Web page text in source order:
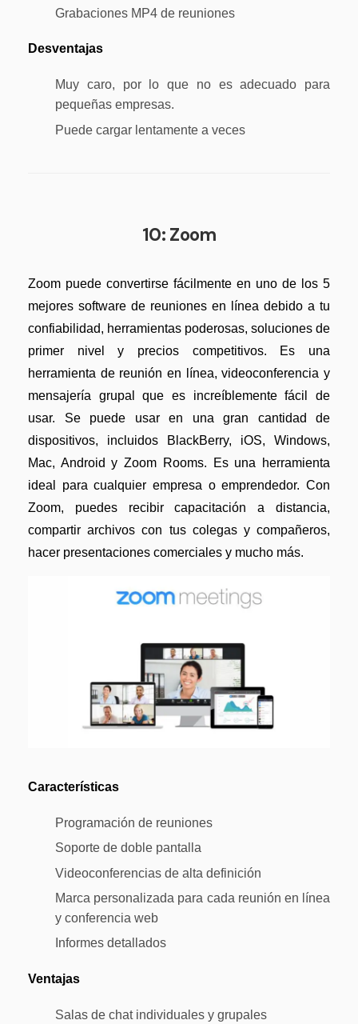
Grabaciones MP4 de reuniones
Desventajas
Muy caro, por lo que no es adecuado para
pequeñas empresas.
Puede cargar lentamente a veces
10: Zoom
Zoom puede convertirse fácilmente en uno de los 5
mejores software de reuniones en línea debido a tu
confiabilidad, herramientas poderosas, soluciones de
primer nivel y precios competitivos. Es una
herramienta de reunión en línea, videoconferencia y
mensajería grupal que es increíblemente fácil de
usar. Se puede usar en una gran cantidad de
dispositivos, incluidos BlackBerry, iOS, Windows,
Mac, Android y Zoom Rooms. Es una herramienta
ideal para cualquier empresa o emprendedor. Con
Zoom, puedes recibir capacitación a distancia,
compartir archivos con tus colegas y compañeros,
hacer presentaciones comerciales y mucho más.
Características
Programación de reuniones
Soporte de doble pantalla
Videoconferencias de alta definición
Marca personalizada para cada reunión en línea
y conferencia web
Informes detallados
Ventajas
Salas de chat individuales y grupales